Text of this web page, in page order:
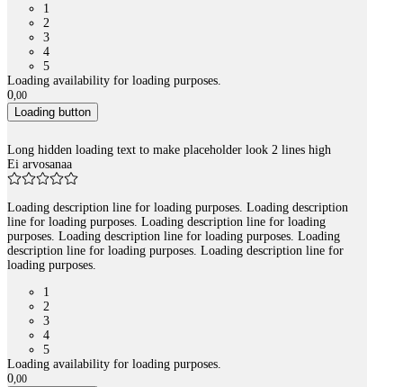
1
2
3
4
5
Loading availability for loading purposes.
0,00
Loading button
Long hidden loading text to make placeholder look 2 lines high
Ei arvosanaa
Loading description line for loading purposes. Loading description
line for loading purposes. Loading description line for loading
purposes. Loading description line for loading purposes. Loading
description line for loading purposes. Loading description line for
loading purposes.
1
2
3
4
5
Loading availability for loading purposes.
0,00